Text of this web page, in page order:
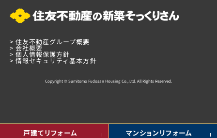
戸建てリフォーム マンションリフォーム
>住友不動産グループ概要
>会社概要
>個人情報保護方針
>情報セキュリティ基本方針
Copyright © Sumitomo Fudosan Housing Co., Ltd. All Rights Reserved.